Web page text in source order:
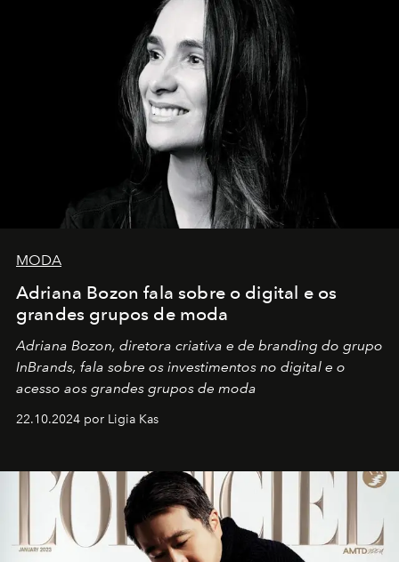
MODA
Adriana Bozon fala sobre o digital e os
grandes grupos de moda
Adriana Bozon, diretora criativa e de branding do grupo
InBrands, fala sobre os investimentos no digital e o
acesso aos grandes grupos de moda
22.10.2024 por Ligia Kas